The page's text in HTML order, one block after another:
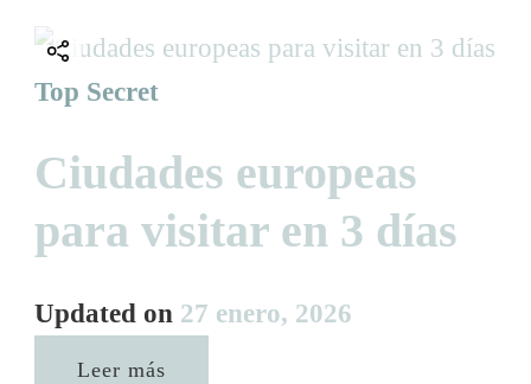
Top Secret
Ciudades europeas
para visitar en 3 días
Updated on 27 enero, 2026
Leer más